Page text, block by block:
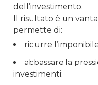
dell’investimento.
Il risultato è un
permette di:
ridurre
abbassare la
investimenti;